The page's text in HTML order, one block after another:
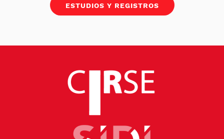
ESTUDIOS Y REGISTROS